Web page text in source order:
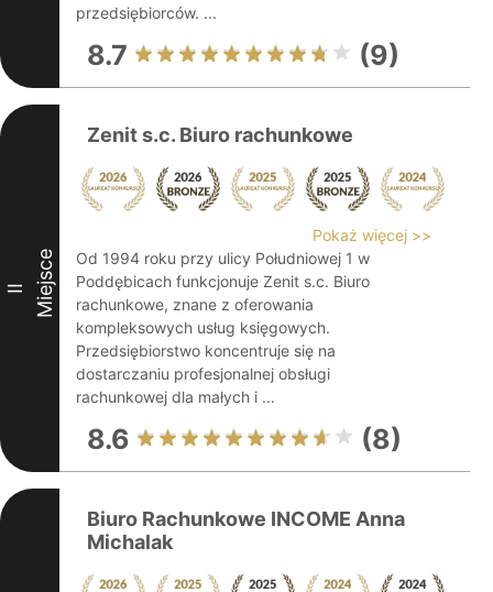
przedsiębiorców. ...
8.7 (9)
II Miejsce
Zenit s.c. Biuro rachunkowe
Pokaż więcej >>
Od 1994 roku przy ulicy Południowej 1 w
Poddębicach funkcjonuje Zenit s.c. Biuro
rachunkowe, znane z oferowania
kompleksowych usług księgowych.
Przedsiębiorstwo koncentruje się na
dostarczaniu profesjonalnej obsługi
rachunkowej dla małych i ...
8.6 (8)
Biuro Rachunkowe INCOME Anna
Michalak